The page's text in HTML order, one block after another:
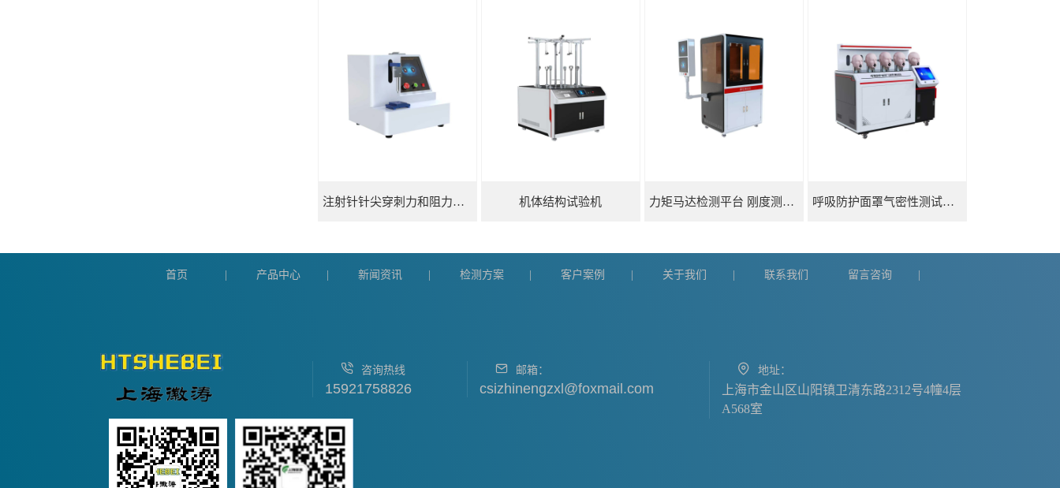
注射针针尖穿刺力和阻力试验机 机体结构试验机 力矩马达检测平台 刚度测量仪 呼吸防护面罩气密性测试仪五工位
首页 产品中心 新闻资讯 检测方案 客户案例 关于我们 联系我们 留言咨询
咨询热线
15921758826
邮箱：
csizhinengzxl@foxmail.com
地址：
上海市金山区山阳镇卫清东路2312号4幢4层
A568室